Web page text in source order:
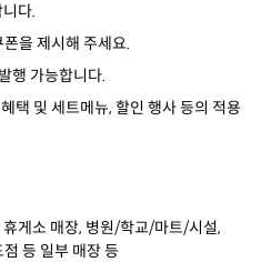
다.
을 제시해 주세요.
행 가능합니다.
택 및 세트메뉴, 할인 행사 등의 적용
게소 매장, 병원/학교/마트/시설,
등 일부 매장 등